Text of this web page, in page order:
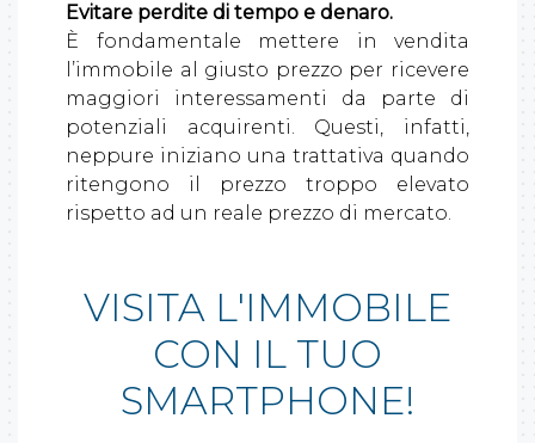
Evitare perdite di tempo e denaro.
È fondamentale mettere in vendita
l’immobile al giusto prezzo per ricevere
maggiori interessamenti da parte di
potenziali acquirenti. Questi, infatti,
neppure iniziano una trattativa quando
ritengono il prezzo troppo elevato
rispetto ad un reale prezzo di mercato.
VISITA L'IMMOBILE
CON IL TUO
SMARTPHONE!